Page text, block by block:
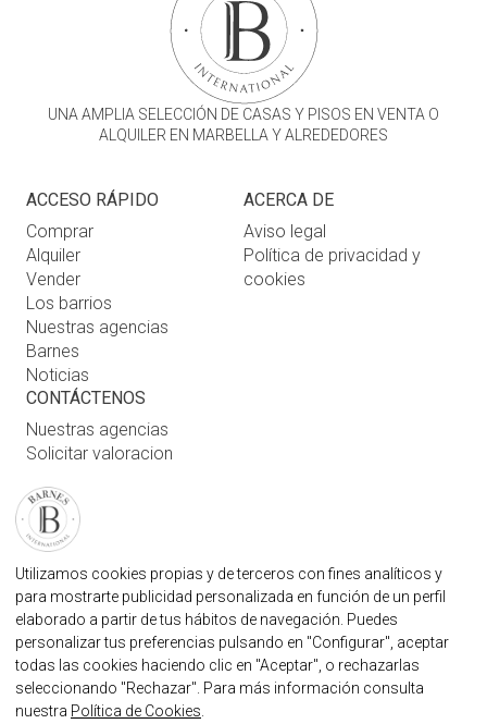
UNA AMPLIA SELECCIÓN DE CASAS Y PISOS EN VENTA O
ALQUILER EN MARBELLA Y ALREDEDORES
ACCESO RÁPIDO
Comprar
Alquiler
Vender
Los barrios
Nuestras agencias
Barnes
Noticias
ACERCA DE
Aviso legal
Política de privacidad y
cookies
CONTÁCTENOS
Nuestras agencias
Solicitar valoracion
Inicio de sesión de usuario
FAQ
ENCUENTRE NUESTRA AGENCIA
AGENCIA INMOBILIARIA BARNES MARBELLA
MARBELLA@BARNES-INTERNATIONAL.COM
+34 614 25 01 89
Utilizamos cookies propias y de terceros con fines analíticos y
para mostrarte publicidad personalizada en función de un perfil
elaborado a partir de tus hábitos de navegación. Puedes
personalizar tus preferencias pulsando en "Configurar", aceptar
todas las cookies haciendo clic en "Aceptar", o rechazarlas
seleccionando "Rechazar". Para más información consulta
nuestra Política de Cookies